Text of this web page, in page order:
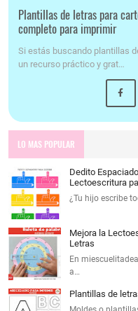
Plantillas de letras para
completo para imprimir
Si estás buscando plantillas
un recurso práctico y grat…
LO MAS POPULAR
Dedito
Lectoescritura
¿Tu hijo escribe
Mejora la
Letras
En
a…
Plantillas de